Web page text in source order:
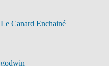
Le Canard Enchainé
godwin